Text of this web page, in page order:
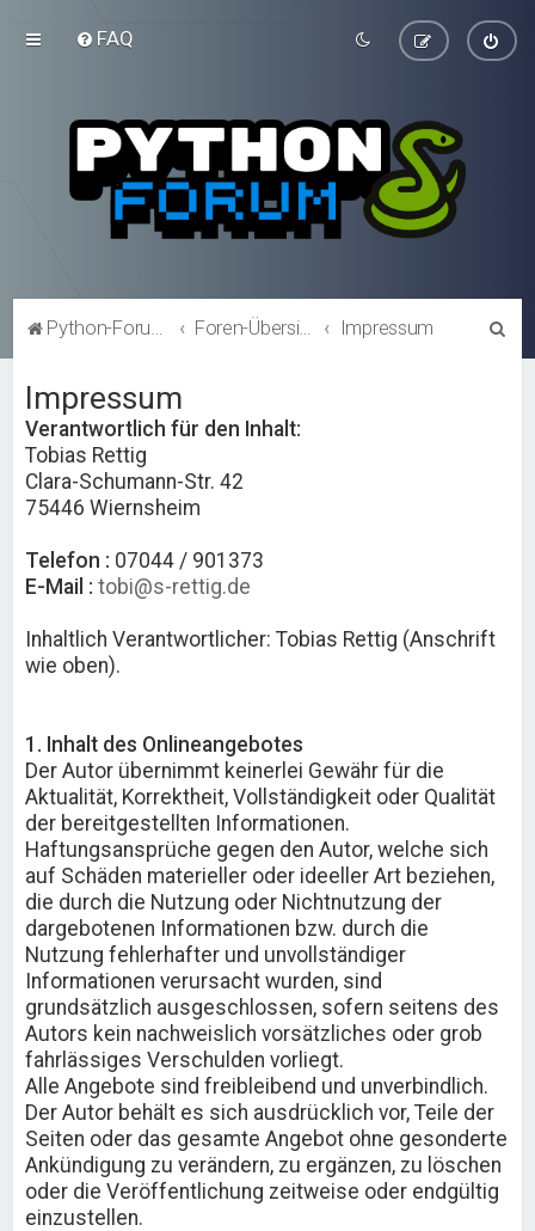
FAQ
Python-Forum.de Foren-Übersicht Impressum
Impressum
Verantwortlich für den Inhalt:
Tobias Rettig
Clara-Schumann-Str. 42
75446 Wiernsheim
Telefon : 07044 / 901373
E-Mail : tobi@s-rettig.de
Inhaltlich Verantwortlicher: Tobias Rettig (Anschrift
wie oben).
1. Inhalt des Onlineangebotes
Der Autor übernimmt keinerlei Gewähr für die
Aktualität, Korrektheit, Vollständigkeit oder Qualität
der bereitgestellten Informationen.
Haftungsansprüche gegen den Autor, welche sich
auf Schäden materieller oder ideeller Art beziehen,
die durch die Nutzung oder Nichtnutzung der
dargebotenen Informationen bzw. durch die
Nutzung fehlerhafter und unvollständiger
Informationen verursacht wurden, sind
grundsätzlich ausgeschlossen, sofern seitens des
Autors kein nachweislich vorsätzliches oder grob
fahrlässiges Verschulden vorliegt.
Alle Angebote sind freibleibend und unverbindlich.
Der Autor behält es sich ausdrücklich vor, Teile der
Seiten oder das gesamte Angebot ohne gesonderte
Ankündigung zu verändern, zu ergänzen, zu löschen
oder die Veröffentlichung zeitweise oder endgültig
einzustellen.